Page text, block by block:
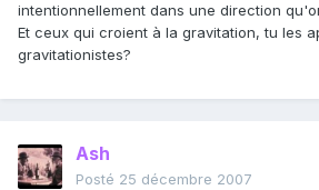
intentionnellement dans une direction
Et ceux qui croient à la gravitation, tu les
gravitationistes?
Ash
Posté 25 décembre 2007